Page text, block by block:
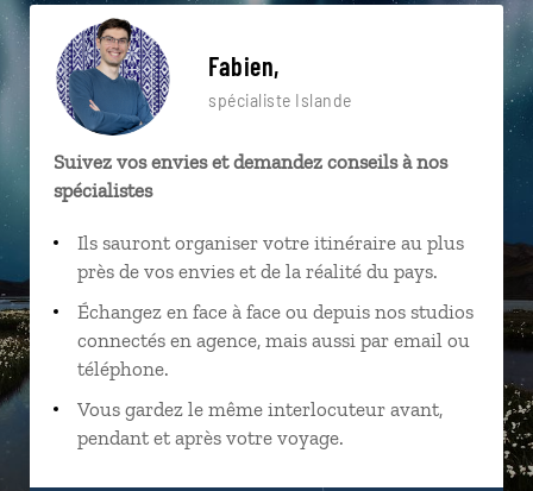
Fabien,
spécialiste Islande
Suivez vos envies et demandez conseils à nos
spécialistes
Ils sauront organiser votre itinéraire au plus
près de vos envies et de la réalité du pays.
Échangez en face à face ou depuis nos studios
connectés en agence, mais aussi par email ou
téléphone.
Vous gardez le même interlocuteur avant,
pendant et après votre voyage.